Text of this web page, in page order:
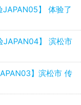
JAPAN05】 体验了
JAPAN04】 滨松市
】滨松市 传